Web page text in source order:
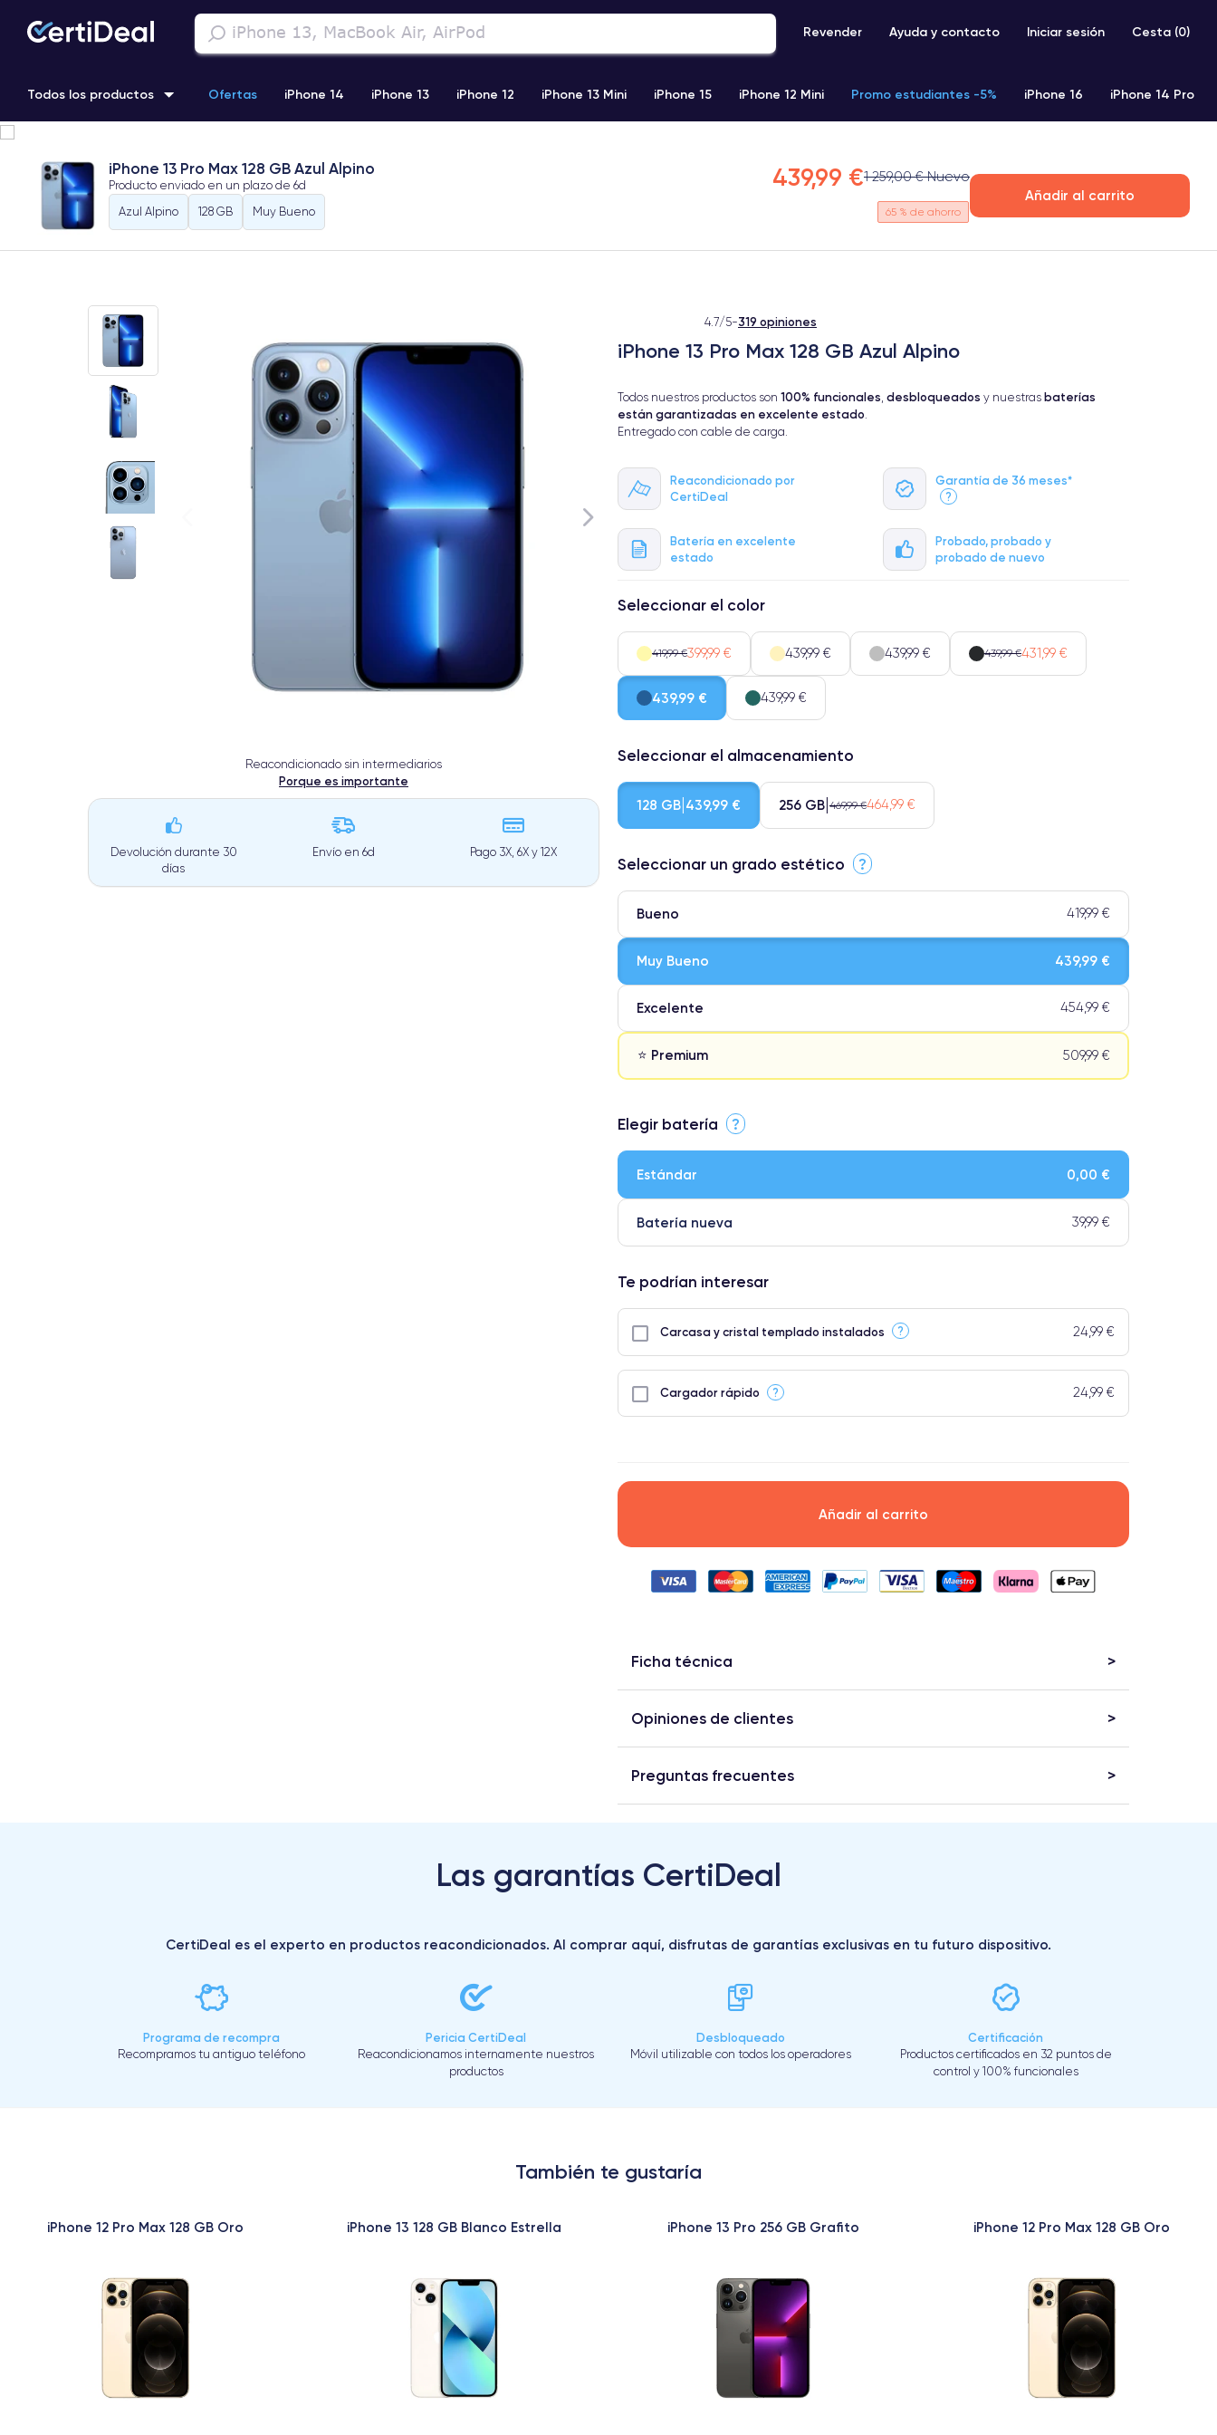
Revender Ayuda y contacto Iniciar sesión Cesta (0)
Todos los productos Ofertas iPhone 14 iPhone 13 iPhone 12 iPhone 13 Mini iPhone 15 iPhone 12 Mini Promo estudiantes -5% iPhone 16 iPhone 14 Pro
iPhone 11 Pro
iPhone 13 Pro Max 128 GB Azul Alpino
Producto enviado en un plazo de 6d
Azul Alpino
128 GB Muy Bueno
439,99 €1 259,00 € Nuevo
65 % de ahorro
Añadir al carrito
Reacondicionado sin intermediarios
Porque es importante
Devolución durante 30
días
Envío en 6d Pago 3X, 6X y 12X
4.7/5-319 opiniones
iPhone 13 Pro Max 128 GB Azul Alpino
Todos nuestros productos son 100% funcionales desbloqueados y nuestras baterías
están garantizadas en excelente estado
Entregado con cable de carga.
Reacondicionado por
CertiDeal
Garantía de 36 meses*
?
Batería en excelente
estado
Probado, probado y
probado de nuevo
Seleccionar el color
419,99 €399,99 € 439,99 € 439,99 € 439,99 €431,99 €
439,99 € 439,99 €
Seleccionar el almacenamiento
128 GB 439,99 € 256 GB 469,99 €464,99 €
Seleccionar un grado estético ?
Bueno 419,99 €
Muy Bueno 439,99 €
Excelente 454,99 €
⭐ Premium 509,99 €
⭐ Premium
Elegir batería ?
Estándar 0,00 €
Batería nueva 39,99 €
Te podrían interesar
Carcasa y cristal templado instalados ? 24,99 €
Cargador rápido ? 24,99 €
Añadir al carrito
Ficha técnica
Opiniones de clientes
Preguntas frecuentes
Las garantías CertiDeal
CertiDeal es el experto en productos reacondicionados. Al comprar aquí, disfrutas de garantías exclusivas en tu futuro dispositivo.
Programa de recompra
Recompramos tu antiguo teléfono
Pericia CertiDeal
Reacondicionamos internamente nuestros
productos
Desbloqueado
Móvil utilizable con todos los operadores
Certificación
Productos certificados en 32 puntos de
control y 100% funcionales
También te gustaría
iPhone 12 Pro Max 128 GB Oro iPhone 13 128 GB Blanco Estrella iPhone 13 Pro 256 GB Grafito iPhone 12 Pro Max 128 GB Oro